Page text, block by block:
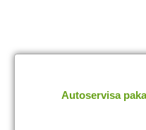
Autoservisa